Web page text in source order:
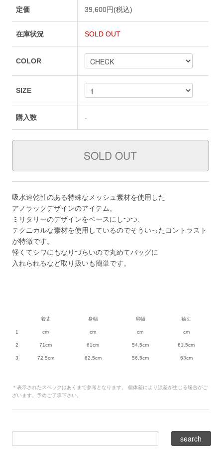
定価 39,600円(税込)
在庫状況 SOLD OUT
COLOR
SIZE
購入数 -
吸水速乾性のある特殊なメッシュ素材を使用した
アノラックデザインのアイテム。
ミリタリーのデザインをベースにしつつ、
テクニカルな素材を使用しているのでそういったコントラスト
が特徴です。
軽くてシワにもなりづらいので丸めてバッグに
入れられるなど取り扱いも簡単です。
着丈 身幅 肩幅 袖丈
1 cm cm cm cm
2 71cm 61cm 54.5cm 61.5cm
3 72.5cm 62.5cm 56.5cm 63cm
＊表示されたスペックはあくまで参考となります。 個体差により誤差が生じる場合がご
ざいます。予めご了承下さい。